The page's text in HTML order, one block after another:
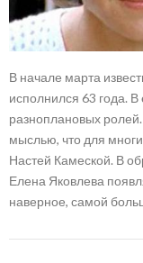
В начале марта
исполнился 63 года.
разноплановых
мыслью, что для
Настей Камеской. В
Елена Яковлева
наверное, самой